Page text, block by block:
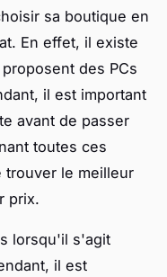
sa boutique en
En effet, il existe
des PCs
il est important
avant de passer
toutes ces
trouver le meilleur
prix.
lorsqu'il s'agit
il est